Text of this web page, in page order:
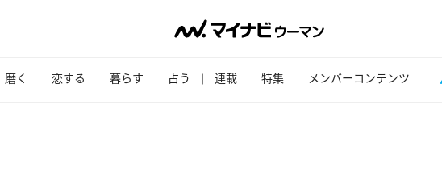
磨く 恋する 暮らす 占う 連載 特集 メンバーコンテンツ